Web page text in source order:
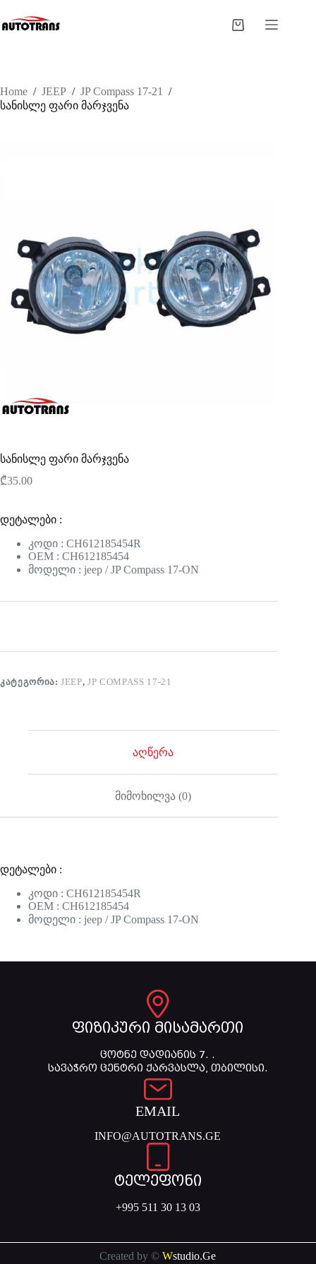
Home / JEEP / JP Compass 17-21
/
სანისლე ფარი მარჯვენა
სანისლე ფარი მარჯვენა
₾35.00
დეტალები :
კოდი : CH612185454R
OEM : CH612185454
მოდელი : jeep / JP Compass 17-ON
ᲙᲐᲢᲔᲒᲝᲠᲘᲐ:JEEP,JP COMPASS 17-21
აღწერა
მიმოხილვა (0)
დეტალები :
კოდი : CH612185454R
OEM : CH612185454
მოდელი : jeep / JP Compass 17-ON
ფიზიკური მისამართი
ცოტნე დადიანის 7. .
სავაჭრო ცენტრი ქარვასლა, თბილისი.
EMAIL
INFO@AUTOTRANS.GE
ტელეფონი
+995 511 30 13 03
Created by ©Wstudio.Ge